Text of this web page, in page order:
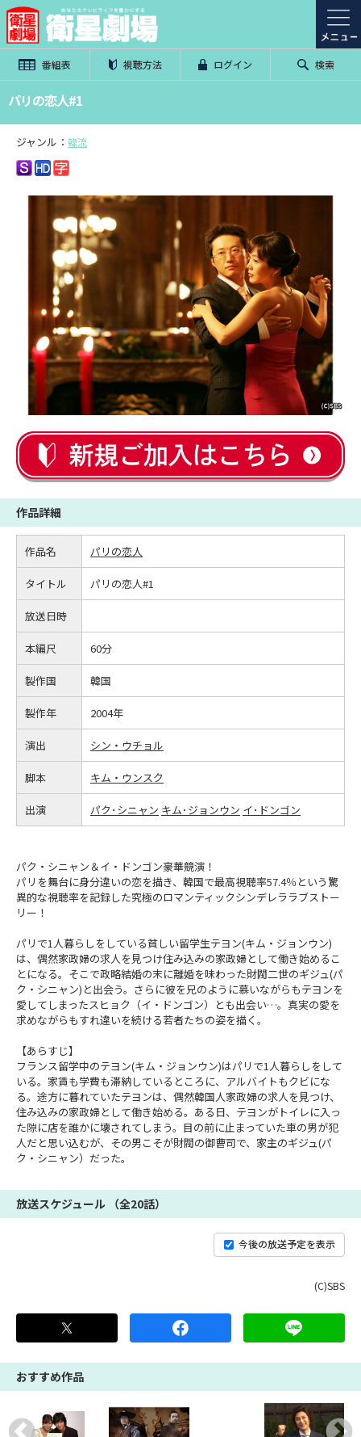
番組表 視聴方法 ログイン 検索
パリの恋人#1
ジャンル： 韓流
作品詳細
作品名 パリの恋人
タイトル パリの恋人#1
放送日時
本編尺 60分
製作国 韓国
製作年 2004年
演出 シン・ウチョル
脚本 キム・ウンスク
出演 パク･シニャン キム･ジョンウン イ･ドンゴン
パク・シニャン＆イ・ドンゴン豪華競演！
パリを舞台に身分違いの恋を描き、韓国で最高視聴率57.4％という驚
異的な視聴率を記録した究極のロマンティックシンデレララブストー
リー！
パリで1人暮らしをしている貧しい留学生テヨン(キム・ジョンウン)
は、偶然家政婦の求人を見つけ住み込みの家政婦として働き始めるこ
とになる。そこで政略結婚の末に離婚を味わった財閥二世のギジュ(パ
ク・シニャン)と出会う。さらに彼を兄のように慕いながらもテヨンを
愛してしまったスヒョク（イ・ドンゴン）とも出会い…。真実の愛を
求めながらもすれ違いを続ける若者たちの姿を描く。
【あらすじ】
フランス留学中のテヨン(キム・ジョンウン)はパリで1人暮らしをして
いる。家賃も学費も滞納しているところに、アルバイトもクビにな
る。途方に暮れていたテヨンは、偶然韓国人家政婦の求人を見つけ、
住み込みの家政婦として働き始める。ある日、テヨンがトイレに入っ
た隙に店を誰かに壊されてしまう。目の前に止まっていた車の男が犯
人だと思い込むが、その男こそが財閥の御曹司で、家主のギジュ(パ
ク・シニャン）だった。
放送スケジュール （全20話）
今後の放送予定を表示
(C)SBS
おすすめ作品